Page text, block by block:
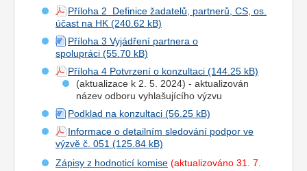
Příloha 2 Definice žadatelů, partnerů, CS, os.
účast na HK
Příloha 3 Vyjádření partnera o
spolupráci
Příloha 4 Potvrzení o konzultaci
(aktualizace k 2. 5. 2024) - aktualizován
název odboru vyhlašujícího výzvu
Podklad na konzultaci
Informace o detailním sledování podpor ve
výzvě č. 051
Zápisy z hodnoticí komise (aktualizováno 31. 7.